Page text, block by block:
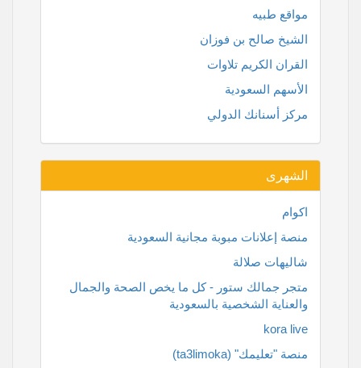
مواقع طبيه
الشيخ صالح بن فوزان
القران الكريم تلاوات
الأسهم السعودية
مركز أسنانك الدولي
الشهرى
اكوام
منصة إعلانات مبوبة مجانية السعودية
شاليهات صلالة
متجر جمالك ستور - كل ما يخص الصحة والجمال
والعناية الشخصية بالسعودية
kora live
منصة "تعليمك" (ta3limoka)